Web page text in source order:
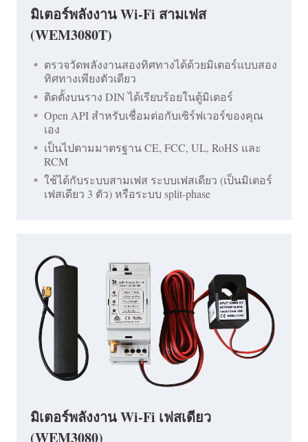
มิเตอร์พลังงาน Wi-Fi สามเฟส
(WEM3080T)
ตรวจวัดพลังงานสองทิศทางได้ด้วยมิเตอร์แบบสอง
ทิศทางเพียงตัวเดียว
ติดตั้งบนราง DIN ได้เรียบร้อยในตู้มิเตอร์
Open API สำหรับเชื่อมต่อกับเซิร์ฟเวอร์ของคุณ
เอง
เป็นไปตามมาตรฐาน CE, FCC, UL, RoHS และ
RCM
ใช้ได้กับระบบสามเฟส ระบบเฟสเดียว (เป็นมิเตอร์
เฟสเดียว 3 ตัว) หรือระบบ split-phase
มิเตอร์พลังงาน Wi-Fi เฟสเดียว
(WEM3080)